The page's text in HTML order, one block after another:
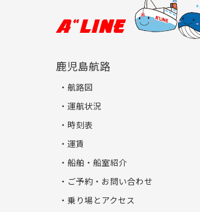
鹿児島航路
航路図
運航状況
時刻表
運賃
船舶・船室紹介
ご予約・お問い合わせ
乗り場とアクセス